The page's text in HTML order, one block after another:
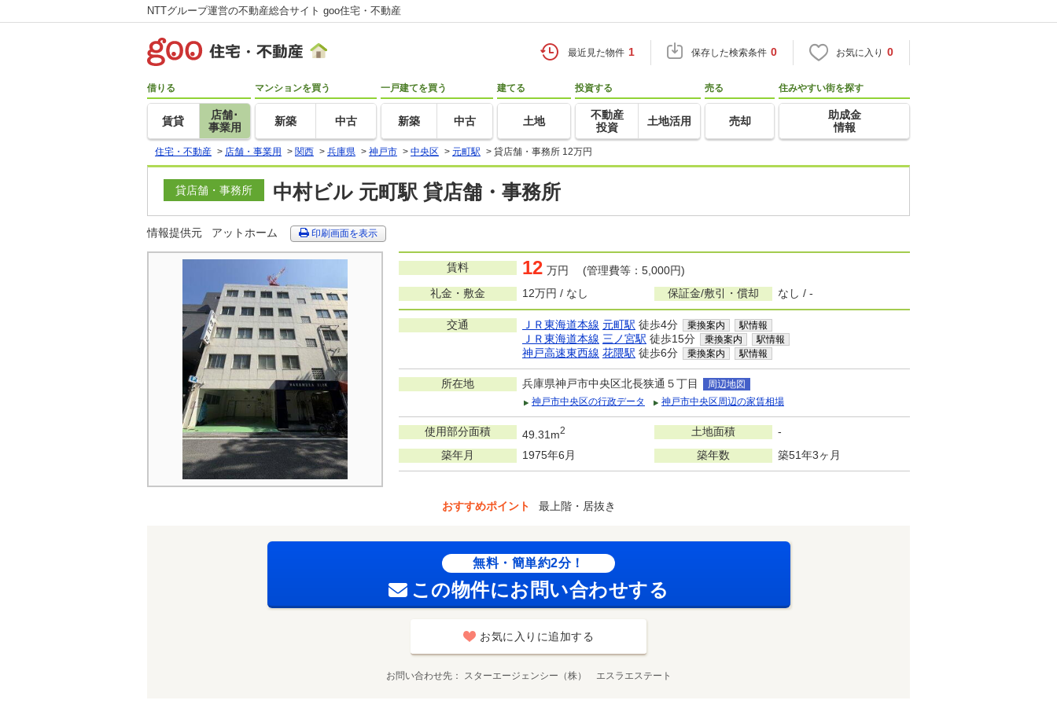
NTTグループ運営の不動産総合サイト goo住宅・不動産
最近見た物件 1 保存した検索条件 0 お気に入り 0
借りる
賃貸
店舗･
事業用
マンションを買う
新築 中古
一戸建てを買う
新築 中古
建てる
土地
投資する
不動産
投資
土地活用
売る
売却
住みやすい街を探す
助成金
情報
住宅・不動産 > 店舗・事業用 > 関西 > 兵庫県 > 神戸市 > 中央区 > 元町駅 > 貸店舗・事務所 12万円
貸店舗・事務所 中村ビル 元町駅 貸店舗・事務所
情報提供元 アットホーム 印刷画面を表示
賃料 12 万円 (管理費等：5,000円)
礼金・敷金
12万円 / なし 保証金/敷引・償却 なし / -
交通 ＪＲ東海道本線 元町駅 徒歩4分 乗換案内 駅情報
ＪＲ東海道本線 三ノ宮駅 徒歩15分 乗換案内 駅情報
神戸高速東西線 花隈駅 徒歩6分 乗換案内 駅情報
所在地 兵庫県神戸市中央区北長狭通５丁目
周辺地図
神戸市中央区の行政データ
神戸市中央区周辺の家賃相場
使用部分面積 49.31m2 土地面積
-
築年月
1975年6月 築年数 築51年3ヶ月
おすすめポイント 最上階・居抜き
無料・簡単約2分！
この物件にお問い合わせする
お気に入りに追加する
お問い合わせ先 スターエージェンシー（株） エスラエステート